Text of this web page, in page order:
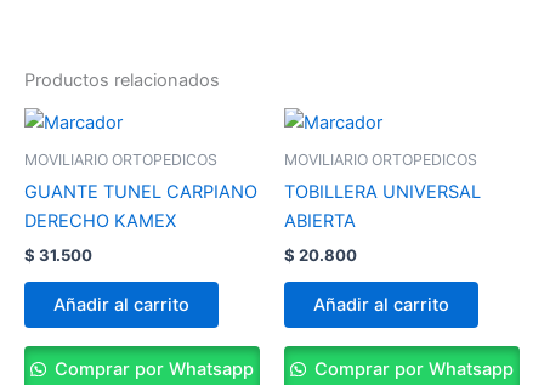
Productos relacionados
MOVILIARIO ORTOPEDICOS
GUANTE TUNEL CARPIANO
DERECHO KAMEX
$ 31.500
Añadir al carrito
Comprar por Whatsapp
MOVILIARIO ORTOPEDICOS
TOBILLERA UNIVERSAL
ABIERTA
$ 20.800
Añadir al carrito
Comprar por Whatsapp